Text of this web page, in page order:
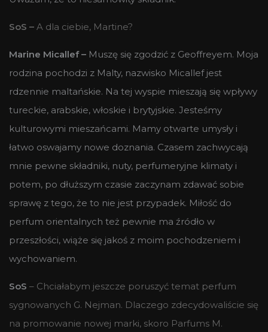
SoS – A dla ciebie, Martine?
Marine Micallef – Muszę się zgodzić z Geoffreyem. Moja
rodzina pochodzi z Malty, nazwisko Micallef jest
rdzennie maltańskie. Na tej wyspie mieszają się wpływy
tureckie, arabskie, włoskie i brytyjskie. Jesteśmy
kulturowymi mieszańcami. Mamy otwarte umysły i
łatwo oswajamy nowe doznania. Czasem zachwycają
mnie pewne składniki, nuty, perfumeryjne klimaty i
potem, po dłuższym czasie zaczynam zdawać sobie
sprawę z tego, że to nie jest przypadek. Miłość do
perfum orientalnych też pewnie ma źródło w
przeszłości, wiąże się jakoś z moim pochodzeniem i
wychowaniem.
SoS – Chciałabym jeszcze poruszyć temat perfum
sygnowanych G. Nejman. Dlaczego zdecydowaliście się
na promowanie nowej marki, skoro Parfums M.